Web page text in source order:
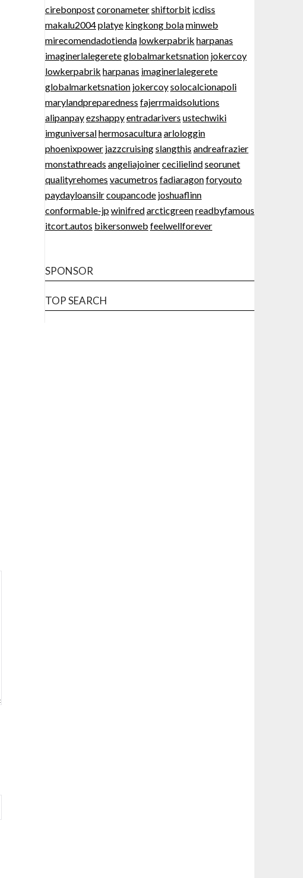
cirebonpostcoronametershiftorbit icdiss
makalu2004platye kingkong bolaminweb
mirecomendadotienda lowkerpabrik harpanas
imaginerlalegereteglobalmarketsnation jokercoy
lowkerpabrik harpanas imaginerlalegerete
globalmarketsnation jokercoysolocalcionapoli
marylandpreparedness fajerrmaidsolutions
alipanpayezshappyentradarivers ustechwiki
imguniversalhermosaculturaarlologgin
phoenixpower jazzcruisingslangthis andreafrazier
monstathreads angeliajoinercecilielindseorunet
qualityrehomes vacumetros fadiaragonforyouto
paydayloansilrcoupancode joshuaflinn
conformable-jpwinifredarcticgreenreadbyfamous
itcort.autos bikersonweb feelwellforever
SPONSOR
TOP SEARCH